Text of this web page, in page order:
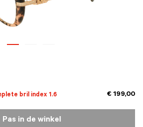
bril index 1.6 € 199,00
Pas in de winkel